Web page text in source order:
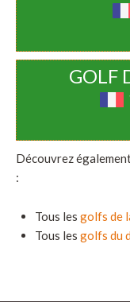
GOLF
Découvrez
:
Tous les golfs de
Tous les golfs du